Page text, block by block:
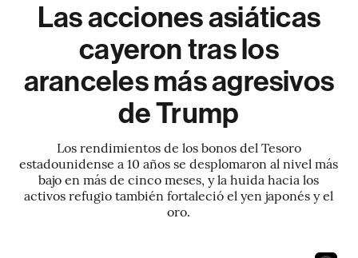
Las acciones asiáticas
cayeron tras los
aranceles más agresivos
de Trump
Los rendimientos de los bonos del Tesoro
estadounidense a 10 años se desplomaron al nivel más
bajo en más de cinco meses, y la huida hacia los
activos refugio también fortaleció el yen japonés y el
oro.